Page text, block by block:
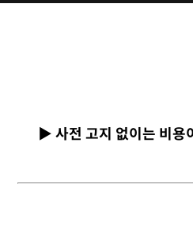
▶ 사전 고지 없이는 비용